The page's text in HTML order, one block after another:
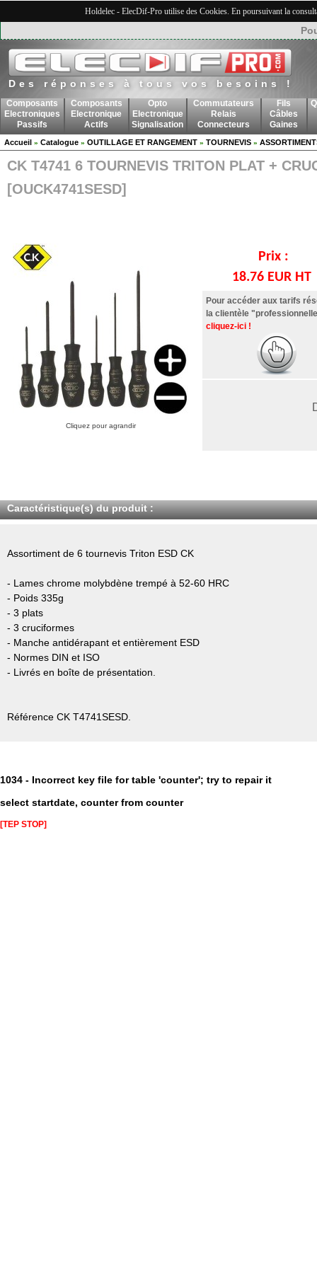
Holdelec - ElecDif-Pro utilise des Cookies. En poursuivant la
Des réponses à tous vos besoins !
Composants
Electroniques
Passifs
Composants
Electronique
Actifs
Opto
Electronique
Signalisation
Commutateurs
Relais
Connecteurs
Fils
Câbles
Gaines
Accueil » Catalogue » OUTILLAGE ET RANGEMENT » TOURNEVIS »
CK T4741 6 TOURNEVIS TRITON PLAT +
[OUCK4741SESD]
Cliquez pour agrandir
Prix :
18.76 EUR HT
Pour accéder aux tarifs
la clientèle
cliquez-ici !
Caractéristique(s) du produit :
Assortiment de 6 tournevis Triton ESD CK
- Lames chrome molybdène trempé à 52-60 HRC
- Poids 335g
- 3 plats
- 3 cruciformes
- Manche antidérapant et entièrement ESD
- Normes DIN et ISO
- Livrés en boîte de présentation.
Référence CK T4741SESD.
1034 - Incorrect key file for table 'counter'; try to repair it
select startdate, counter from counter
[TEP STOP]